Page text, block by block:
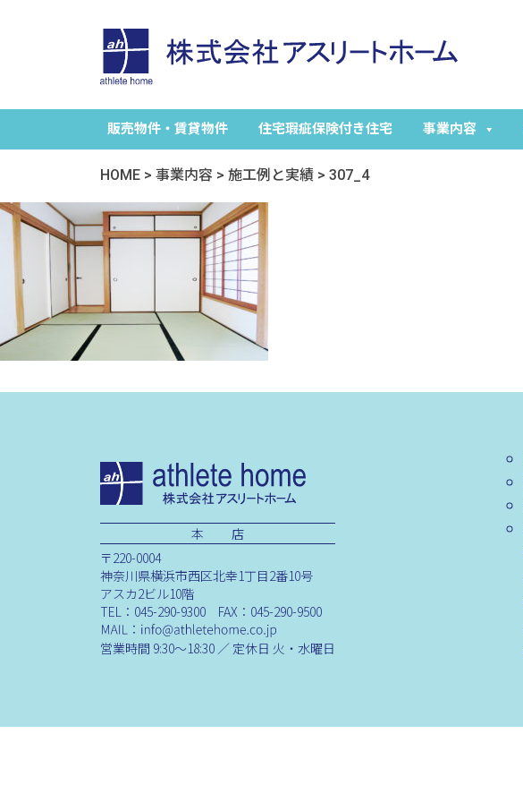
販売物件・賃貸物件 住宅瑕疵保険付き住宅 事業内容
HOME > 事業内容 > 施工例と実績 > 307_4
本 店
〒220-0004
神奈川県横浜市西区北幸1丁目2番10号
アスカ2ビル10階
TEL：045-290-9300 FAX：045-290-9500
営業時間 9:30～18:30 ／ 定休日 火・水曜日